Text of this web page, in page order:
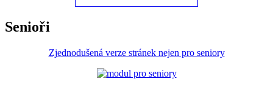
Senioři
Zjednodušená verze stránek nejen pro seniory